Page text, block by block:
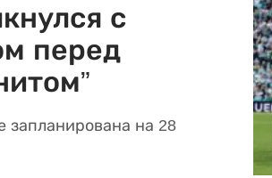
с
перед
запланирована на 28